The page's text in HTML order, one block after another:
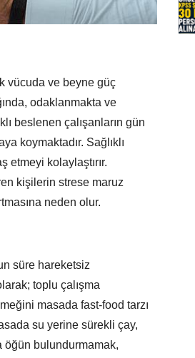
vücuda ve beyne güç
odaklanmakta ve
beslenen çalışanların gün
koymaktadır. Sağlıklı
etmeyi kolaylaştırır.
kişilerin strese maruz
neden olur.
süre hareketsiz
toplu çalışma
masada fast-food tarzı
su yerine sürekli çay,
öğün bulundurmamak,